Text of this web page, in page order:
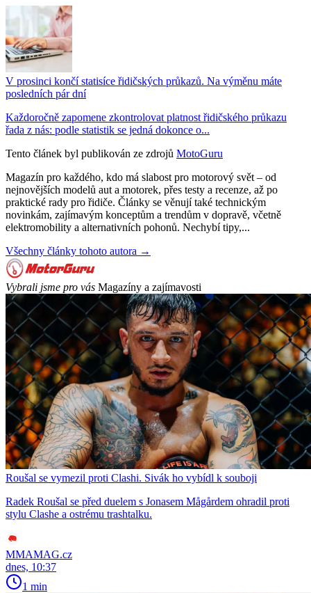
V prosinci končí statisíce řidičských průkazů. Na výměnu máte
posledních pár dní
Každoročně zapomene zkontrolovat platnost řidičského průkazu
řada z nás: podle statistik se jedná dokonce o...
Tento článek byl publikován ze zdrojů MotoGuru
Magazín pro každého, kdo má slabost pro motorový svět – od
nejnovějších modelů aut a motorek, přes testy a recenze, až po
praktické rady pro řidiče. Články se věnují také technickým
novinkám, zajímavým konceptům a trendům v dopravě, včetně
elektromobility a alternativních pohonů. Nechybí tipy,...
Všechny články tohoto autora →
Vybrali jsme pro vás Magazíny a zajímavosti
Roušal se vymezil proti Clashi. Sivák ho vybídl k souboji
Radek Roušal se před duelem s Jonasem Mågårdem ohradil proti
stylu Clashe a ostrému trashtalku.
MMAMAG.cz
dnes, 10:37
1 min